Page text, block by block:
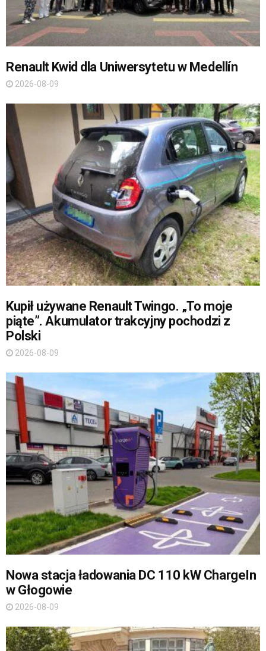
Renault Kwid dla Uniwersytetu w Medellín
2026-08-09
Kupił używane Renault Twingo. „To moje
piąte”. Akumulator trakcyjny pochodzi z
Polski
2026-08-09
Nowa stacja ładowania DC 110 kW ChargeIn
w Głogowie
2026-08-09